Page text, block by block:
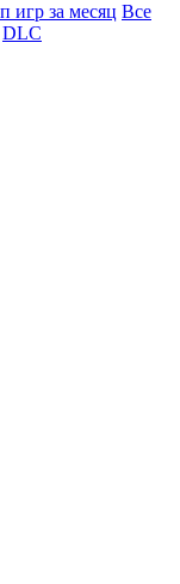
игр за месяц Все
DLC